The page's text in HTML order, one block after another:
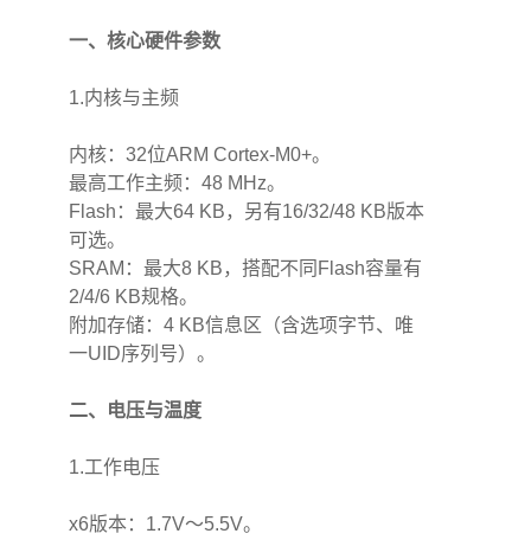
一、核心硬件参数
1.内核与主频
内核：32位ARM Cortex-M0+。
最高工作主频：48 MHz。
Flash：最大64 KB，另有16/32/48 KB版本
可选。
SRAM：最大8 KB，搭配不同Flash容量有
2/4/6 KB规格。
附加存储：4 KB信息区（含选项字节、唯
一UID序列号）。
二、电压与温度
1.工作电压
x6版本：1.7V～5.5V。